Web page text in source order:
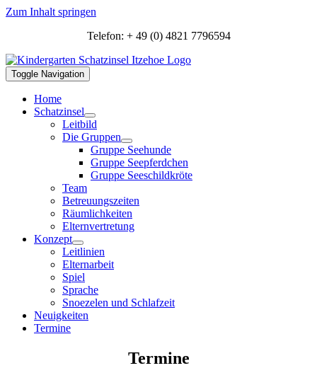
Zum Inhalt springen
Telefon: + 49 (0) 4821 7796594
Toggle Navigation
Home
Schatzinsel
Leitbild
Die Gruppen
Gruppe Seehunde
Gruppe Seepferdchen
Gruppe Seeschildkröte
Team
Betreuungszeiten
Räumlichkeiten
Elternvertretung
Konzept
Leitlinien
Elternarbeit
Spiel
Sprache
Snoezelen und Schlafzeit
Neuigkeiten
Termine
Termine